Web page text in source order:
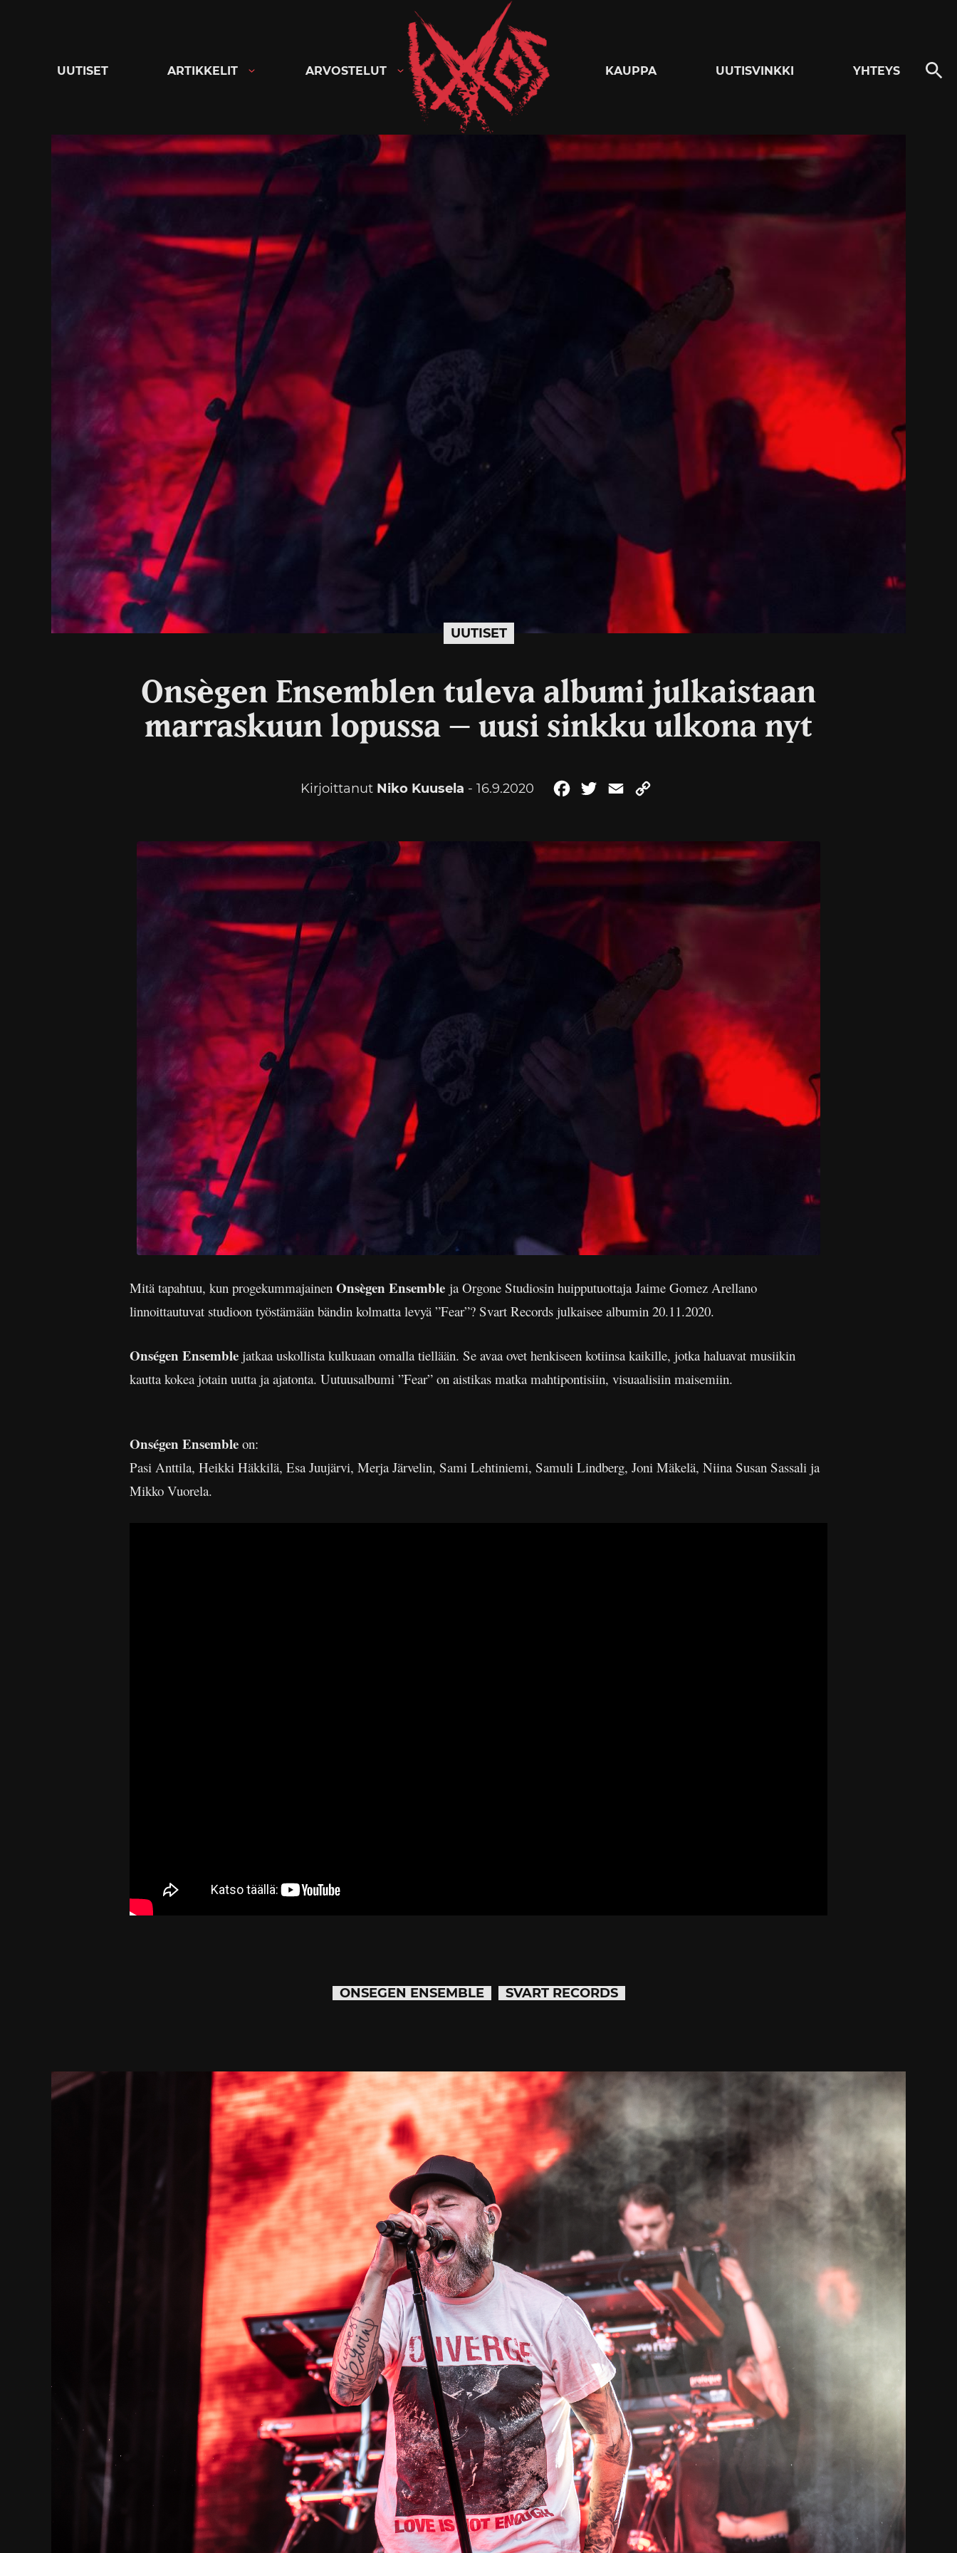
Kaaoszine
UUTISET ARTIKKELIT ARVOSTELUT KAUPPA UUTISVINKKI YHTEYS
UUTISET
Onsègen Ensemblen tuleva albumi julkaistaan
marraskuun lopussa – uusi sinkku ulkona nyt
Kirjoittanut Niko Kuusela - 16.9.2020 FacebookTwitterEmail
Mitä tapahtuu, kun progekummajainen Onsègen Ensemble ja Orgone Studiosin huipputuottaja Jaime Gomez Arellano
linnoittautuvat studioon työstämään bändin kolmatta levyä ”Fear”? Svart Records julkaisee albumin 20.11.2020.
Onségen Ensemble jatkaa uskollista kulkuaan omalla tiellään. Se avaa ovet henkiseen kotiinsa kaikille, jotka haluavat musiikin
kautta kokea jotain uutta ja ajatonta. Uutuusalbumi ”Fear” on aistikas matka mahtipontisiin, visuaalisiin maisemiin.
Onségen Ensemble on:
Pasi Anttila, Heikki Häkkilä, Esa Juujärvi, Merja Järvelin, Sami Lehtiniemi, Samuli Lindberg, Joni Mäkelä, Niina Susan Sassali ja
Mikko Vuorela.
ONSEGEN ENSEMBLE SVART RECORDS